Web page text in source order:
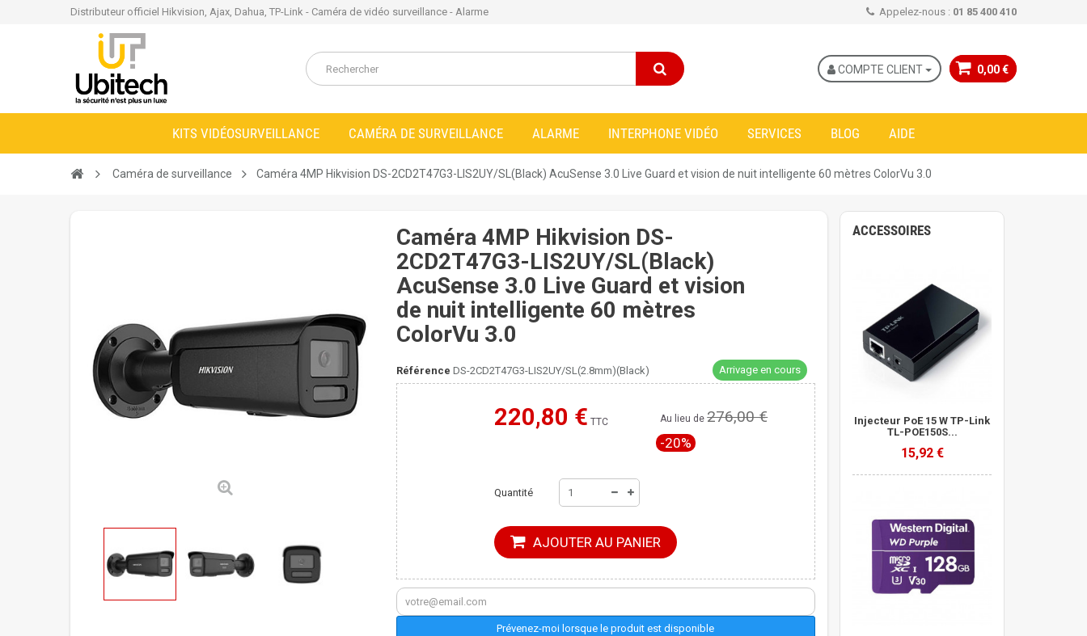
Distributeur officiel Hikvision, Ajax, Dahua, TP-Link - Caméra de vidéo surveillance - Alarme Appelez-nous : 01 85 400 410
0,00 €
COMPTE CLIENT
KITS VIDÉOSURVEILLANCE CAMÉRA DE SURVEILLANCE ALARME INTERPHONE VIDÉO SERVICES BLOG AIDE
Caméra de surveillance Caméra 4MP Hikvision DS-2CD2T47G3-LIS2UY/SL(Black) AcuSense 3.0 Live Guard et vision de nuit intelligente 60 mètres ColorVu 3.0
Caméra 4MP Hikvision DS-
2CD2T47G3-LIS2UY/SL(Black)
AcuSense 3.0 Live Guard et vision
de nuit intelligente 60 mètres
ColorVu 3.0
Référence DS-2CD2T47G3-LIS2UY/SL(2.8mm)(Black) Arrivage en cours
220,80 € TTC
Moins cher ailleurs ? Au lieu de276,00 €
-20%
Quantité
AJOUTER AU PANIER
Prévenez-moi lorsque le produit est disponible
ACCESSOIRES
Injecteur PoE 15 W TP-Link
TL-POE150S...
15,92 €